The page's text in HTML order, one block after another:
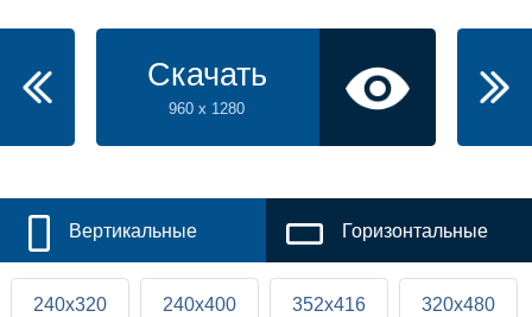
Скачать
960 x 1280
Вертикальные Горизонтальные
240x320 240x400 352x416 320x480